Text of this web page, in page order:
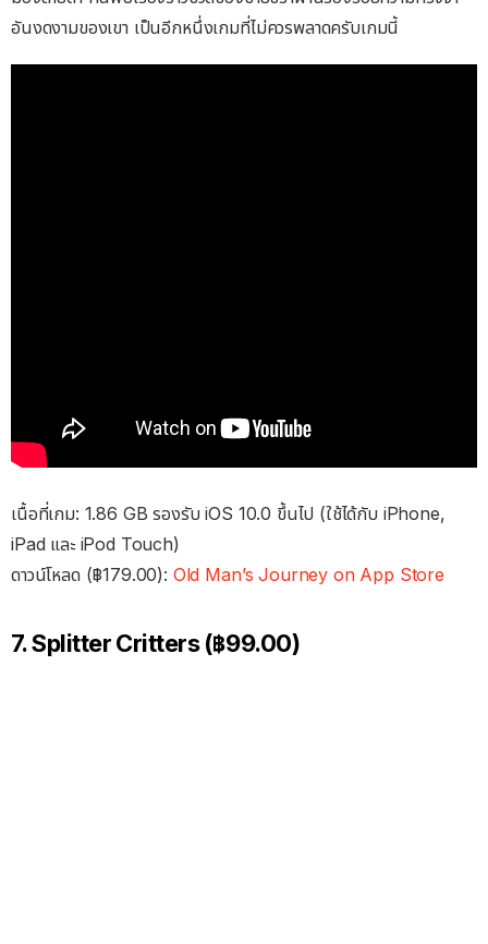
อันงดงามของเขา เป็นอีกหนึ่งเกมที่ไม่ควรพลาดครับเกมนี้
เนื้อที่เกม: 1.86 GB รองรับ iOS 10.0 ขึ้นไป (ใช้ได้กับ iPhone,
iPad และ iPod Touch)
ดาวน์โหลด (฿179.00): Old Man’s Journey on App Store
7. Splitter Critters (฿99.00)